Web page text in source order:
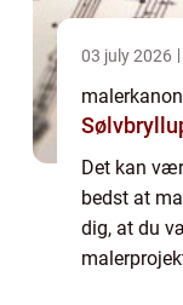
03 july 2026
Det kan
bedst at
dig, at du